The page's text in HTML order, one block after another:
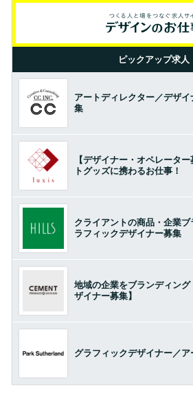
ピックアップ求人
アートディレクター／デザ
集
【デザイナー・オペレータ
トグッズに携わるお仕事！
クライアントの商品・企業
ラフィックデザイナー募集
地域の企業をブランディン
ザイナー募集】
グラフィックデザイナー／